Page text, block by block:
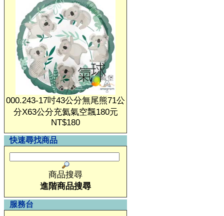
000.243-17吋43公分無尾熊71公
分X63公分充氦氣空飄180元
NT$180
快速尋找商品
商品搜尋
進階商品搜尋
服務台